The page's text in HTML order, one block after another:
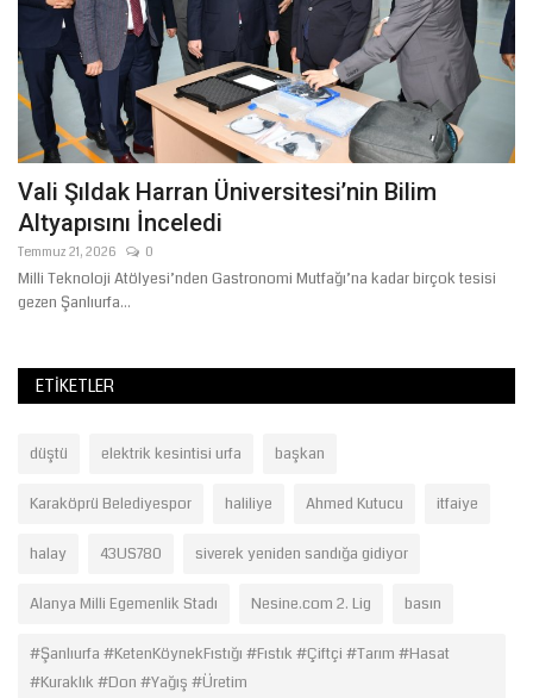
Vali Şıldak Harran Üniversitesi’nin Bilim
Altyapısını İnceledi
Temmuz 21, 2026 0
Milli Teknoloji Atölyesi’nden Gastronomi Mutfağı’na kadar birçok tesisi
gezen Şanlıurfa...
ETIKETLER
düştü elektrik kesintisi urfa başkan
Karaköprü Belediyespor haliliye Ahmed Kutucu itfaiye
halay 43US780 siverek yeniden sandığa gidiyor
Alanya Milli Egemenlik Stadı Nesine.com 2. Lig basın
#Şanlıurfa #KetenKöynekFıstığı #Fıstık #Çiftçi #Tarım #Hasat
#Kuraklık #Don #Yağış #Üretim